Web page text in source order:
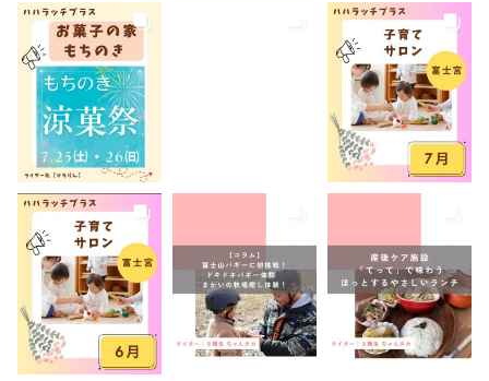
美容 老舗店 観光地
託児あり 託児有り 転入ママ
防災 離乳食持ち込みOK 雨でも遊べる
音楽 養成講座